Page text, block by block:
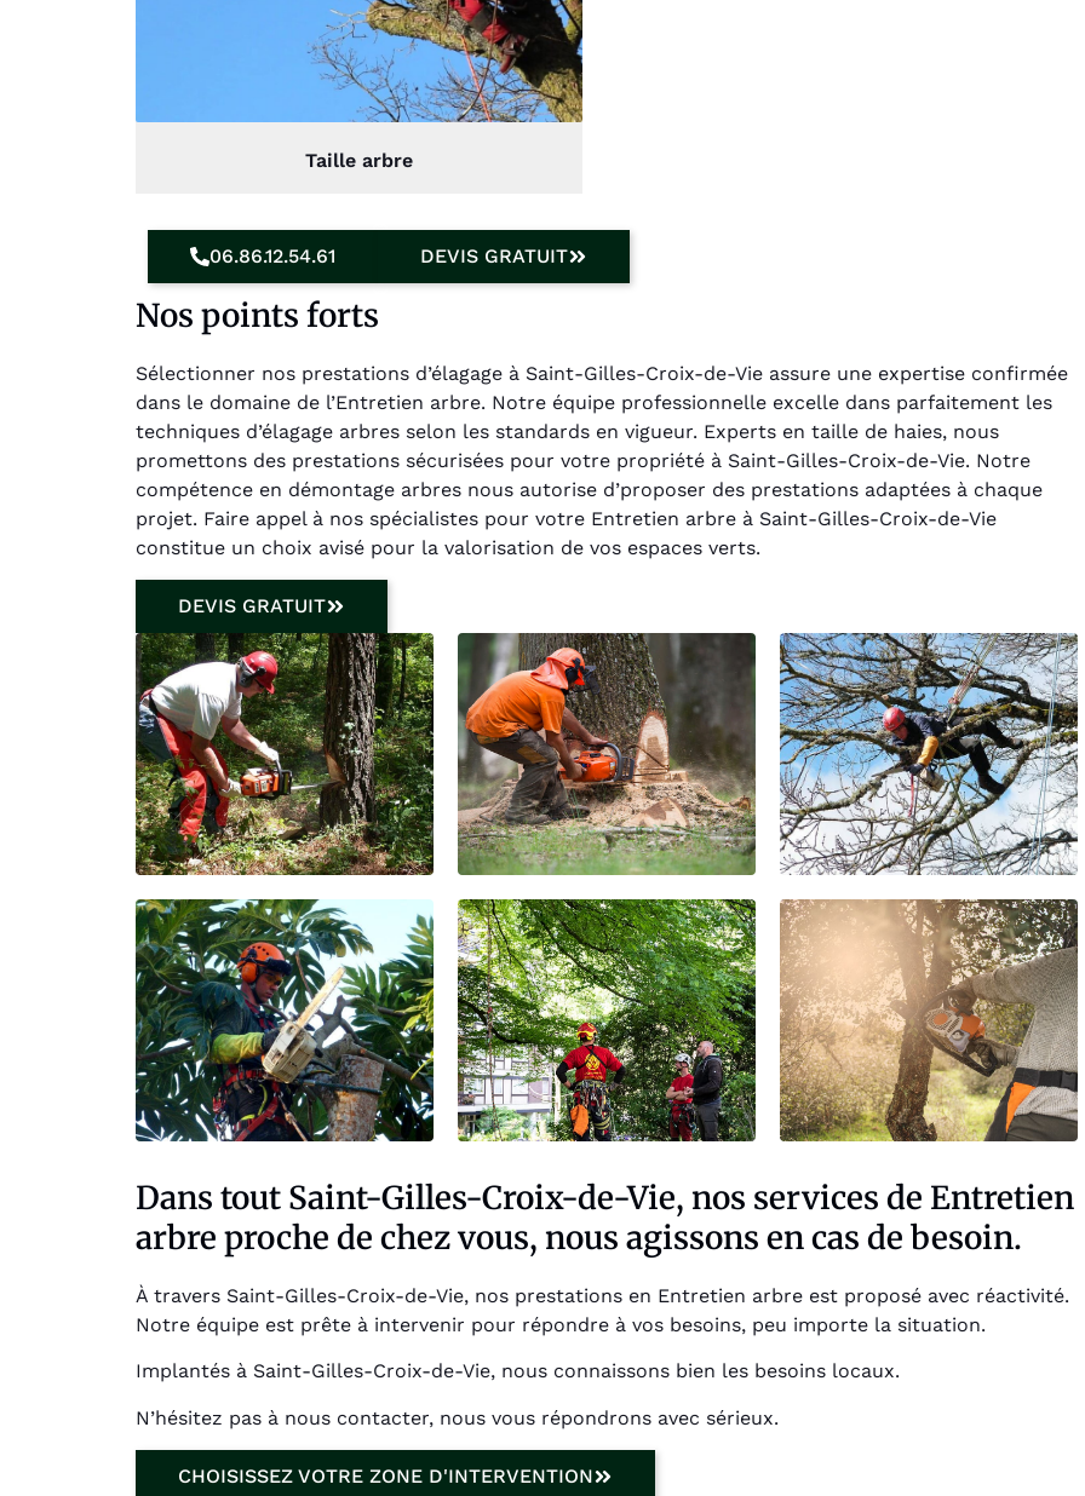
Taille arbre
06.86.12.54.61 DEVIS GRATUIT
Nos points forts
Sélectionner nos prestations d’élagage à Saint-Gilles-Croix-de-Vie assure une expertise confirmée
dans le domaine de l’Entretien arbre. Notre équipe professionnelle excelle dans parfaitement les
techniques d’élagage arbres selon les standards en vigueur. Experts en taille de haies, nous
promettons des prestations sécurisées pour votre propriété à Saint-Gilles-Croix-de-Vie. Notre
compétence en démontage arbres nous autorise d’proposer des prestations adaptées à chaque
projet. Faire appel à nos spécialistes pour votre Entretien arbre à Saint-Gilles-Croix-de-Vie
constitue un choix avisé pour la valorisation de vos espaces verts.
DEVIS GRATUIT
Dans tout Saint-Gilles-Croix-de-Vie, nos services de Entretien
arbre proche de chez vous, nous agissons en cas de besoin.
À travers Saint-Gilles-Croix-de-Vie, nos prestations en Entretien arbre est proposé avec réactivité.
Notre équipe est prête à intervenir pour répondre à vos besoins, peu importe la situation.
Implantés à Saint-Gilles-Croix-de-Vie, nous connaissons bien les besoins locaux.
N’hésitez pas à nous contacter, nous vous répondrons avec sérieux.
CHOISISSEZ VOTRE ZONE D'INTERVENTION